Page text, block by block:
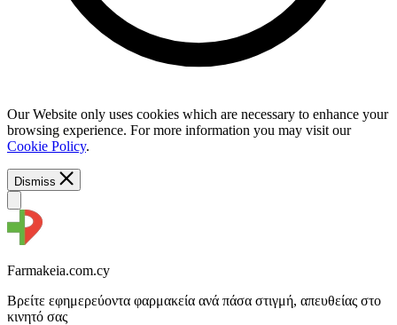
Our Website only uses cookies which are necessary to enhance your
browsing experience. For more information you may visit our
Cookie Policy.
Dismiss
Farmakeia.com.cy
Βρείτε εφημερεύοντα φαρμακεία ανά πάσα στιγμή, απευθείας στο
κινητό σας